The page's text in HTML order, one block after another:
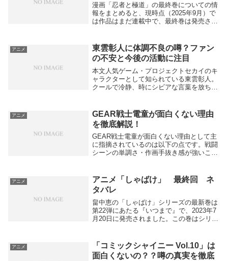
漫画「忍者と極道」の最終巻についての情
報をまとめると、現時点（2025年9月）で
は作品はまだ連載中で、最終巻は発売され
2025年4月から7月頃とされていますが...
アニメ
東雲彰人に体調不良の噂？ファン
の不安と今後の活動に注目
本文人気ゲーム・プロジェクトセカイのキ
ャラクターとして知られている東雲彰人。
クールで冷静、時にシビアな言葉を放ちな
彼の名前とともに、最近SNSや検索で「体
調不良」と...
アニメ
GEAR戦士電童が面白くない理由
を徹底解説！
GEAR戦士電童が面白くない理由として主
に指摘されているのは以下の点です。戦闘
シーンの単調さ・作画手抜き感が強いこ
クで勝利」という繰り返しが多い。敵が倒
れる描写も多...
アニメ
アニメ「しゃばけ」 最終回 ネ
タバレ
畠中恵の「しゃばけ」シリーズの最新巻は
第22弾にあたる『いつまで』で、2023年7
月20日に発売されました。この巻はシリー
プ要素を含みます。内容は若だんなや妖た
ちが...
アニメ
「コミックシャイニー Vol.10」は
面白くないの？？噂の真実を徹底